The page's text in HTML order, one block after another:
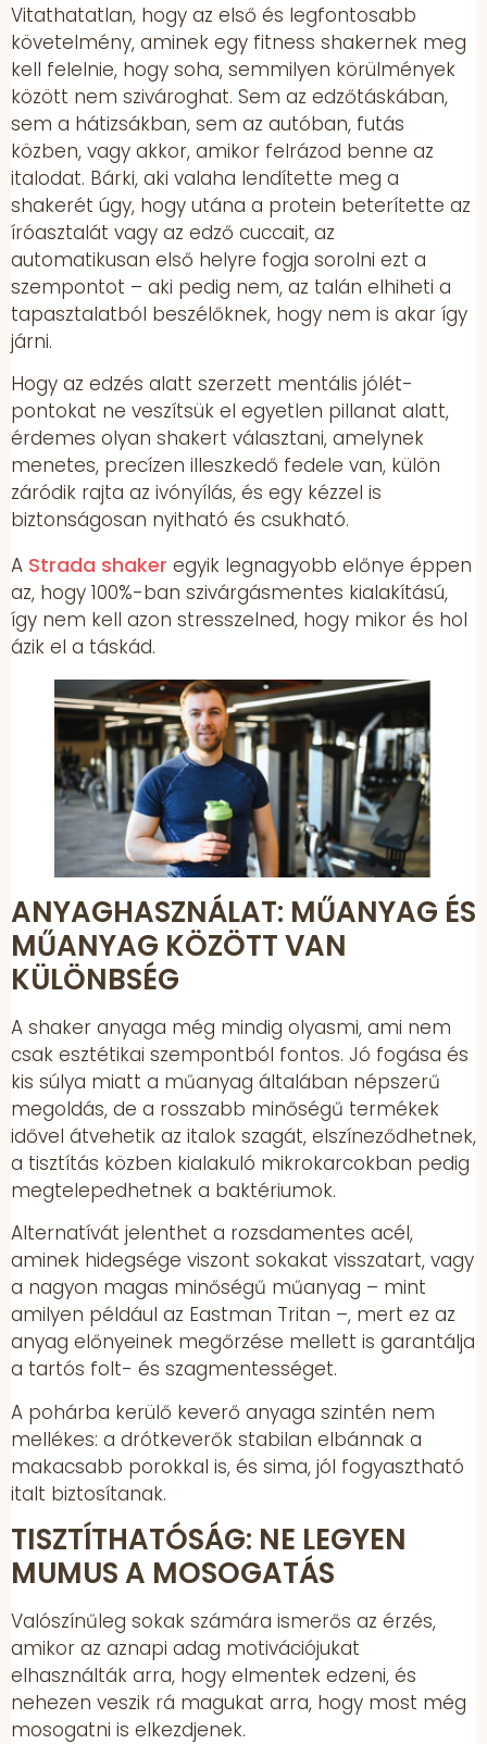
Vitathatatlan, hogy az első és legfontosabb
követelmény, aminek egy fitness shakernek meg
kell felelnie, hogy soha, semmilyen körülmények
között nem szivároghat. Sem az edzőtáskában,
sem a hátizsákban, sem az autóban, futás
közben, vagy akkor, amikor felrázod benne az
italodat. Bárki, aki valaha lendítette meg a
shakerét úgy, hogy utána a protein beterítette az
íróasztalát vagy az edző cuccait, az
automatikusan első helyre fogja sorolni ezt a
szempontot – aki pedig nem, az talán elhiheti a
tapasztalatból beszélőknek, hogy nem is akar így
járni.
Hogy az edzés alatt szerzett mentális jólét-
pontokat ne veszítsük el egyetlen pillanat alatt,
érdemes olyan shakert választani, amelynek
menetes, precízen illeszkedő fedele van, külön
záródik rajta az ivónyílás, és egy kézzel is
biztonságosan nyitható és csukható.
A Strada shaker egyik legnagyobb előnye éppen
az, hogy 100%-ban szivárgásmentes kialakítású,
így nem kell azon stresszelned, hogy mikor és hol
ázik el a táskád.
ANYAGHASZNÁLAT: MŰANYAG ÉS
MŰANYAG KÖZÖTT VAN
KÜLÖNBSÉG
A shaker anyaga még mindig olyasmi, ami nem
csak esztétikai szempontból fontos. Jó fogása és
kis súlya miatt a műanyag általában népszerű
megoldás, de a rosszabb minőségű termékek
idővel átvehetik az italok szagát, elszíneződhetnek,
a tisztítás közben kialakuló mikrokarcokban pedig
megtelepedhetnek a baktériumok.
Alternatívát jelenthet a rozsdamentes acél,
aminek hidegsége viszont sokakat visszatart, vagy
a nagyon magas minőségű műanyag – mint
amilyen például az Eastman Tritan –, mert ez az
anyag előnyeinek megőrzése mellett is garantálja
a tartós folt- és szagmentességet.
A pohárba kerülő keverő anyaga szintén nem
mellékes: a drótkeverők stabilan elbánnak a
makacsabb porokkal is, és sima, jól fogyasztható
italt biztosítanak.
TISZTÍTHATÓSÁG: NE LEGYEN
MUMUS A MOSOGATÁS
Valószínűleg sokak számára ismerős az érzés,
amikor az aznapi adag motivációjukat
elhasználták arra, hogy elmentek edzeni, és
nehezen veszik rá magukat arra, hogy most még
mosogatni is elkezdjenek.